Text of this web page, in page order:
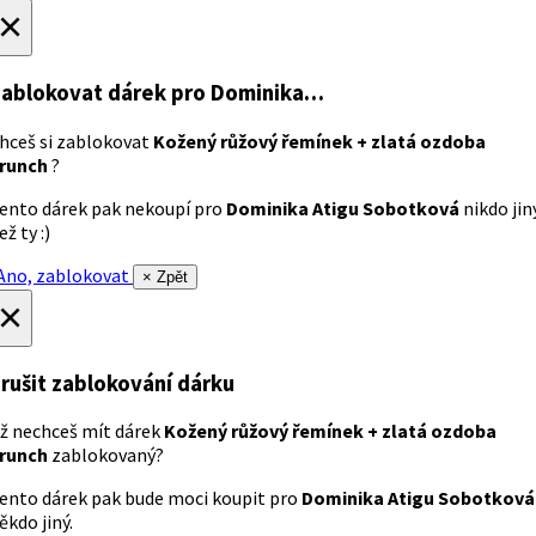
dárek pro Dominika…
si zablokovat Kožený růžový řemínek + zlatá ozdoba
?
dárek pak nekoupí pro Dominika Atigu Sobotková nikdo
ty :)
zablokovat
× Zpět
zablokování dárku
nechceš mít dárek Kožený růžový řemínek + zlatá ozdoba
zablokovaný?
dárek pak bude moci koupit pro Dominika Atigu Sobotková
jiný.